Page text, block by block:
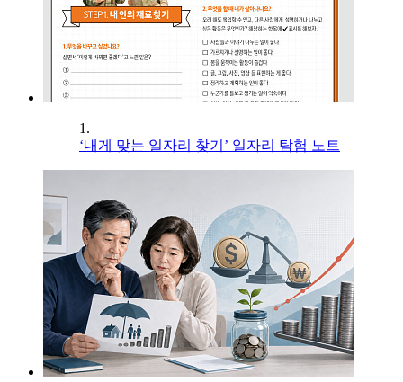
1.
‘내게 맞는 일자리 찾기’ 일자리 탐험 노트